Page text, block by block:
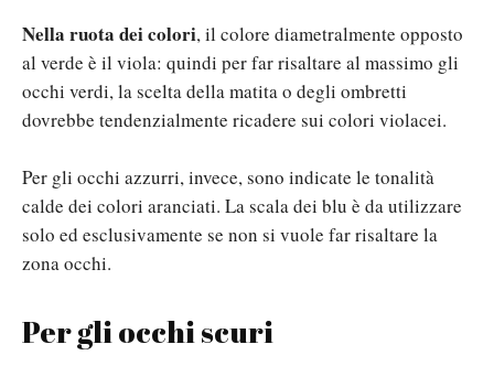
Nella ruota dei colori, il colore diametralmente opposto
al verde è il viola: quindi per far risaltare al massimo gli
occhi verdi, la scelta della matita o degli ombretti
dovrebbe tendenzialmente ricadere sui colori violacei.
Per gli occhi azzurri, invece, sono indicate le tonalità
calde dei colori aranciati. La scala dei blu è da utilizzare
solo ed esclusivamente se non si vuole far risaltare la
zona occhi.
Per gli occhi scuri